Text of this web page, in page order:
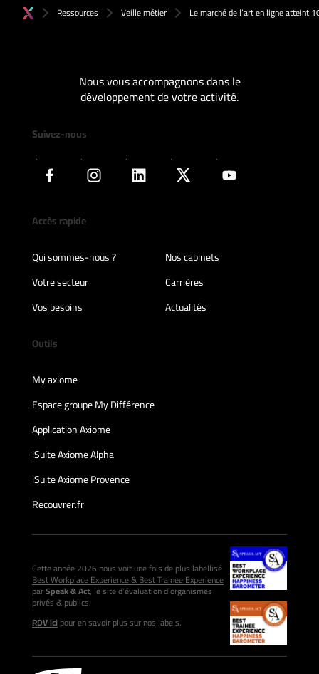
Ressources Veille métier Le marché de l’art en ligne atteint
Nous vous accompagnons dans le
développement de votre activité.
Suivez-nous
Accès rapide
Qui sommes-nous ?
Nos cabinets
Votre secteur
Carrières
Vos besoins
Actualités
Outils
My axiome
Espace groupe My Différence
Application Axiome
iSuite Axiome Alpha
iSuite Axiome Provence
Recouvrer.fr
Cette année 2026 nous voit une fois de plus labellisé
Best Workplace Experience & Best Trainee Experience
parSpeak & Act, le site d’évaluation d’organismes
privés & publics.
RDV icipour en savoir plus sur nos labels.